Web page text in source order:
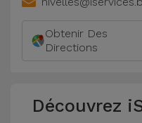
toutObtenir Des
Directions
Découvrez